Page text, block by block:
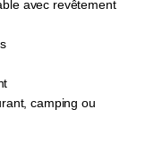
avec revêtement
camping ou